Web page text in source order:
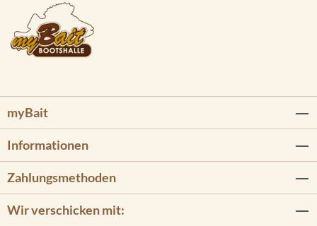
myBait
Informationen
Zahlungsmethoden
Wir verschicken mit: